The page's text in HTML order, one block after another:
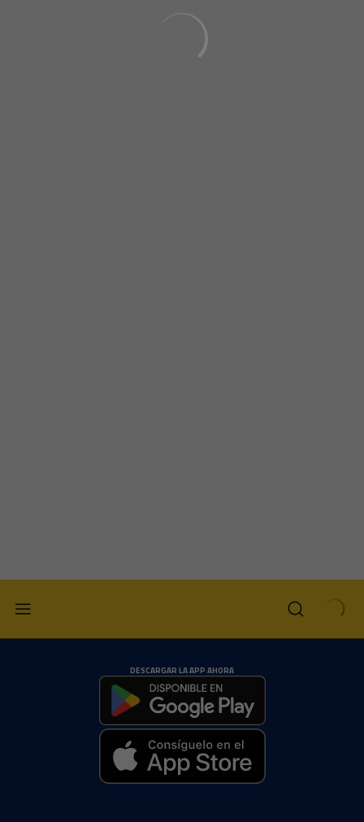
DESCARGAR LA APP AHORA